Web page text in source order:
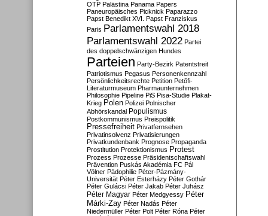
OTP Palästina Panama Papers
Paneuropäisches Picknick Paparazzo
Papst Benedikt XVI. Papst Franziskus
Paris Parlamentswahl 2018
Parlamentswahl 2022 Partei
des doppelschwänzigen Hundes
Parteien Party-Bezirk Patentstreit
Patriotismus Pegasus Personenkennzahl
Persönlichkeitsrechte Petition Petőfi-
Literaturmuseum Pharmaunternehmen
Philosophie Pipeline PiS Pisa-Studie Plakat-
Krieg Polen Polizei Polnischer
Abhörskandal Populismus
Postkommunismus Preispolitik
Pressefreiheit Privatfernsehen
Privatinsolvenz Privatisierungen
Privatkundenbank Prognose Propaganda
Prostitution Protektionismus Protest
Prozess Prozesse Präsidentschaftswahl
Prävention Puskás Akadémia FC Pál
Völner Pädophilie Péter-Pázmány-
Universität Péter Esterházy Péter Gothár
Péter Gulácsi Péter Jakab Péter Juhász
Péter Magyar Péter Medgyessy Péter
Márki-Zay Péter Nadás Péter
Niedermüller Péter Polt Péter Róna Péter